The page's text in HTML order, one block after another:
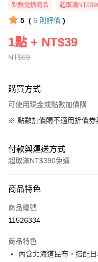
點數兌換商品 超取滿
5 ( 6 則評價 )
NT$69
1點 + NT$39
購買方式
可使用現金或點數加價購
※ 點數加價購不適用折價
付款與運送方式
超取滿NT$390免運
全家線上支付
運送方式
全家取貨付款
每筆NT$40，滿NT$390(含
商品特色
商品編號
11526334
商品特色
內含北海道昆布，搭配